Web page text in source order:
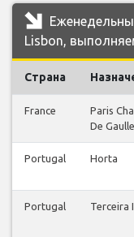
Lisbon,
Страна
France
Paris
De Gaulle
Portugal Horta
Portugal Terceira